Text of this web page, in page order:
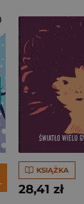
KSIĄŻKA
28,41 zł